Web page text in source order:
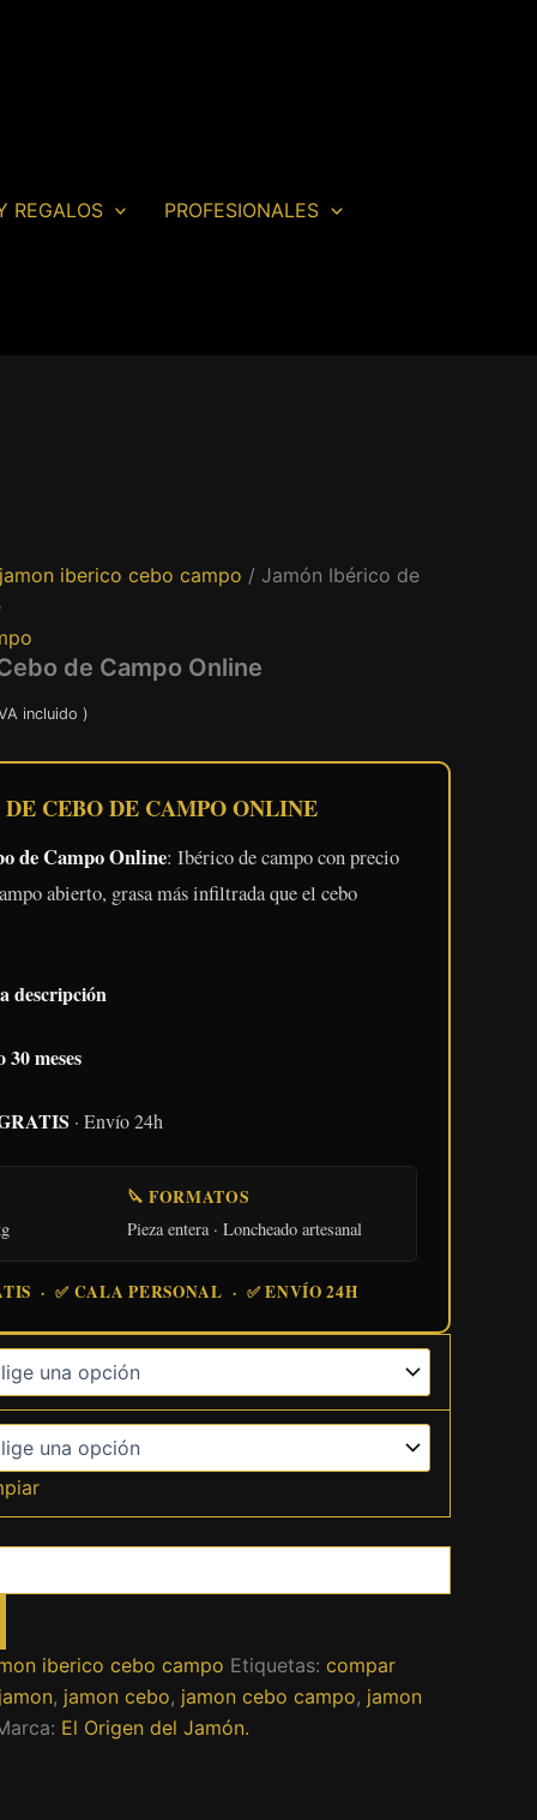
REGALOS PROFESIONALES
jamon iberico cebo campo / Jamón Ibérico de
de Campo Online
€
incluido )
CEBO DE CAMPO ONLINE
de Campo Online: Ibérico de campo con precio
abierto, grasa más infiltrada que el cebo
descripción
meses
· Envío 24h
🔪 FORMATOS
Pieza entera · Loncheado artesanal
· ✅ CALA PERSONAL · ✅ ENVÍO 24H
iberico cebo campo Etiquetas: compar
jamon, jamon cebo, jamon cebo campo, jamon
El Origen del Jamón.